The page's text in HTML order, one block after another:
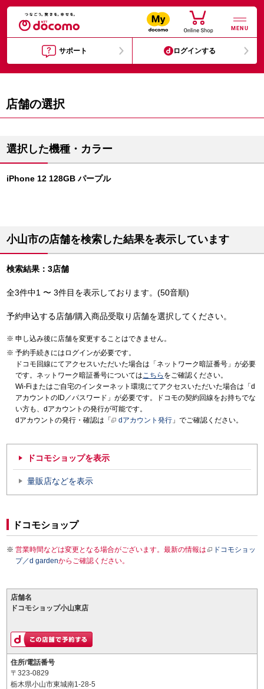
MENU
サポート ログインする
店舗の選択
選択した機種・カラー
iPhone 12 128GB パープル
小山市の店舗を検索した結果を表示しています
検索結果：3店舗
全3件中1 〜 3件目を表示しております。(50音順)
予約申込する店舗/購入商品受取り店舗を選択してください。
申し込み後に店舗を変更することはできません。
予約手続きにはログインが必要です。
ドコモ回線にてアクセスいただいた場合は「ネットワーク暗証番号」が必要
です。ネットワーク暗証番号についてはこちら をご確認ください。
Wi-Fiまたはご自宅のインターネット環境にてアクセスいただいた場合は「d
アカウントのID／パスワード」が必要です。ドコモの契約回線をお持ちでな
い方も、dアカウントの発行が可能です。
dアカウントの発行・確認は「
dアカウント発行 」でご確認ください。
ドコモショップを表示
量販店などを表示
ドコモショップ
営業時間などは変更となる場合がございます。最新の情報は
ドコモショッ
プ／d gardenからご確認ください。
店舗名
ドコモショップ小山東店
住所/電話番号
〒323-0829
栃木県小山市東城南1-28-5